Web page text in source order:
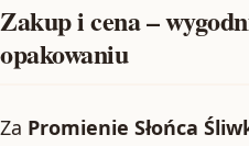
Zakup i cena –
opakowaniu
Za Promienie Słońca